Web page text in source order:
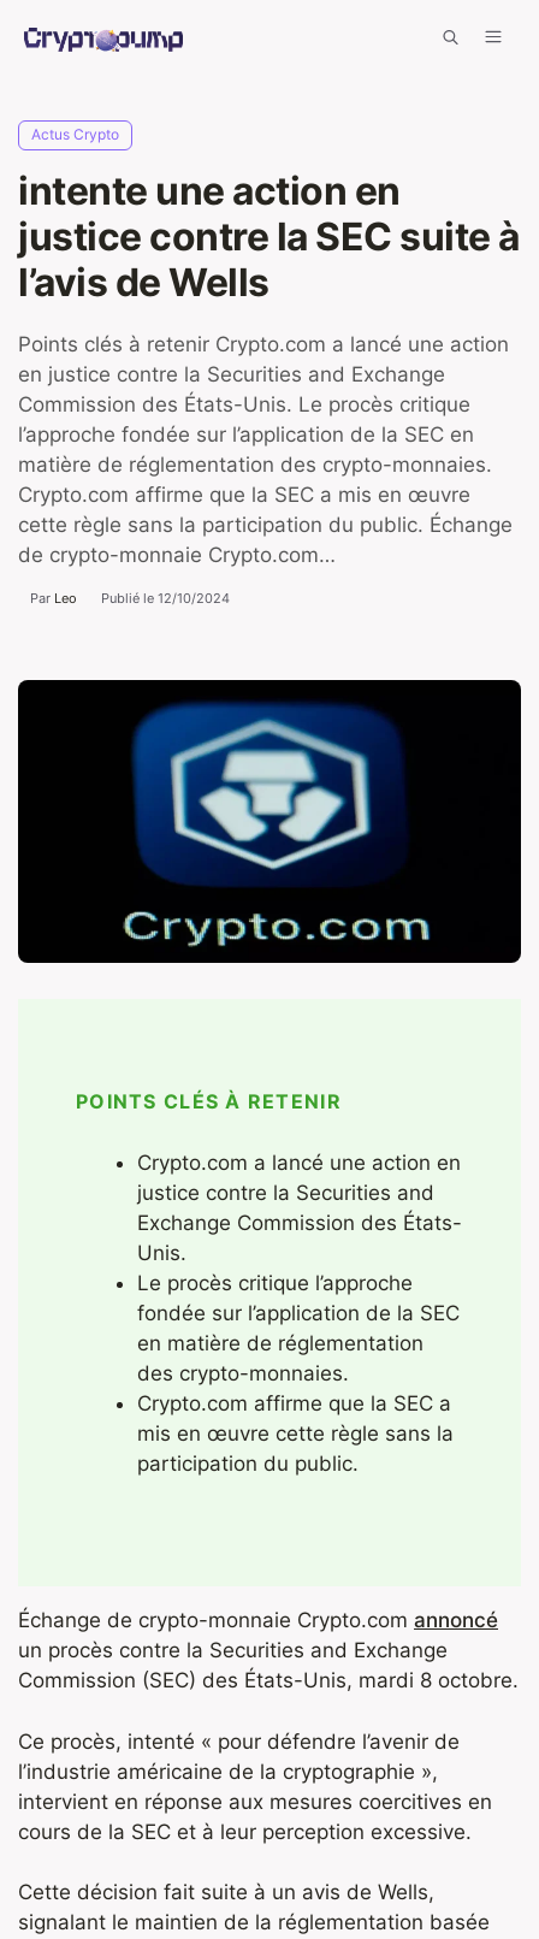
Actus Crypto
intente une action en
justice contre la SEC suite à
l’avis de Wells
Points clés à retenir Crypto.com a lancé une action
en justice contre la Securities and Exchange
Commission des États-Unis. Le procès critique
l’approche fondée sur l’application de la SEC en
matière de réglementation des crypto-monnaies.
Crypto.com affirme que la SEC a mis en œuvre
cette règle sans la participation du public. Échange
de crypto-monnaie Crypto.com…
Par Leo Publié le 12/10/2024
POINTS CLÉS À RETENIR
Crypto.com a lancé une action en
justice contre la Securities and
Exchange Commission des États-
Unis.
Le procès critique l’approche
fondée sur l’application de la SEC
en matière de réglementation
des crypto-monnaies.
Crypto.com affirme que la SEC a
mis en œuvre cette règle sans la
participation du public.
Échange de crypto-monnaie Crypto.com annoncé
un procès contre la Securities and Exchange
Commission (SEC) des États-Unis, mardi 8 octobre.
Ce procès, intenté « pour défendre l’avenir de
l’industrie américaine de la cryptographie »,
intervient en réponse aux mesures coercitives en
cours de la SEC et à leur perception excessive.
Cette décision fait suite à un avis de Wells,
signalant le maintien de la réglementation basée